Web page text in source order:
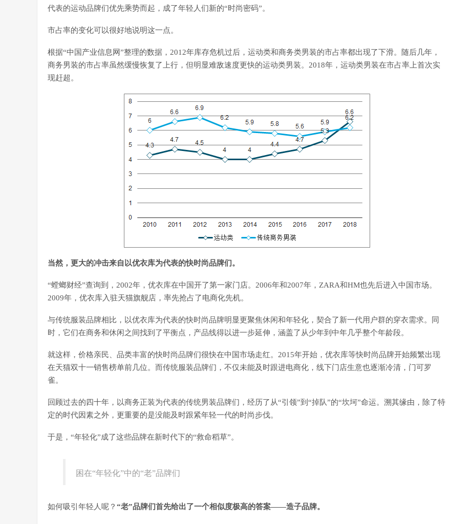
代表的运动品牌们优先乘势而起，成了年轻人们新的“时尚密码”。
市占率的变化可以很好地说明这一点。
根据“中国产业信息网”整理的数据，2012年库存危机过后，运动类和商务类男装的市占率都出现了下滑。随后几年，
商务男装的市占率虽然缓慢恢复了上行，但明显难敌速度更快的运动类男装。2018年，运动类男装在市占率上首次实
现赶超。
当然，更大的冲击来自以优衣库为代表的快时尚品牌们。
“螳螂财经”查询到，2002年，优衣库在中国开了第一家门店。2006年和2007年，ZARA和HM也先后进入中国市场。
2009年，优衣库入驻天猫旗舰店，率先抢占了电商化先机。
与传统服装品牌相比，以优衣库为代表的快时尚品牌明显更聚焦休闲和年轻化，契合了新一代用户群的穿衣需求。同
时，它们在商务和休闲之间找到了平衡点，产品线得以进一步延伸，涵盖了从少年到中年几乎整个年龄段。
就这样，价格亲民、品类丰富的快时尚品牌们很快在中国市场走红。2015年开始，优衣库等快时尚品牌开始频繁出现
在天猫双十一销售榜单前几位。而传统服装品牌们，不仅未能及时跟进电商化，线下门店生意也逐渐冷清，门可罗
雀。
回顾过去的四十年，以商务正装为代表的传统男装品牌们，经历了从“引领”到“掉队”的“坎坷”命运。溯其缘由，除了特
定的时代因素之外，更重要的是没能及时跟紧年轻一代的时尚步伐。
于是，“年轻化”成了这些品牌在新时代下的“救命稻草”。
困在“年轻化”中的“老”品牌们
如何吸引年轻人呢？ “老”品牌们首先给出了一个相似度极高的答案——造子品牌。